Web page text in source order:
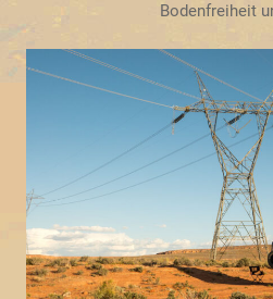
Bodenfreiheit